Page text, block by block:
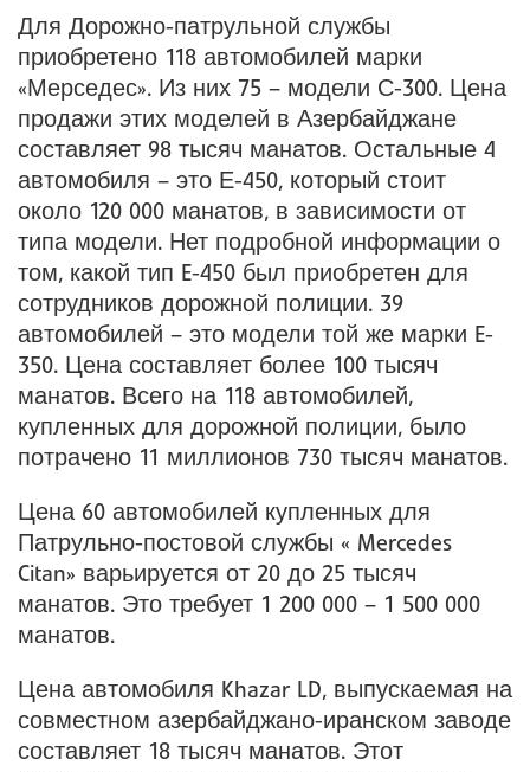
Для Дорожно-патрульной службы
приобретено 118 автомобилей марки
«Мерседес». Из них 75 – модели С-300. Цена
продажи этих моделей в Азербайджане
составляет 98 тысяч манатов. Остальные 4
автомобиля – это Е-450, который стоит
около 120 000 манатов, в зависимости от
типа модели. Нет подробной информации о
том, какой тип E-450 был приобретен для
сотрудников дорожной полиции. 39
автомобилей – это модели той же марки E-
350. Цена составляет более 100 тысяч
манатов. Всего на 118 автомобилей,
купленных для дорожной полиции, было
потрачено 11 миллионов 730 тысяч манатов.
Цена 60 автомобилей купленных для
Патрульно-постовой службы « Mercedes
Citan» варьируется от 20 до 25 тысяч
манатов. Это требует 1 200 000 – 1 500 000
манатов.
Цена автомобиля Khazar LD, выпускаемая на
совместном азербайджано-иранском заводе
составляет 18 тысяч манатов. Этот